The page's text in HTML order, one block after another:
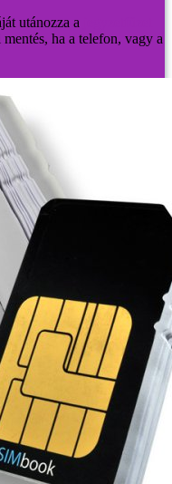
utánozza a
ha a telefon, vagy a